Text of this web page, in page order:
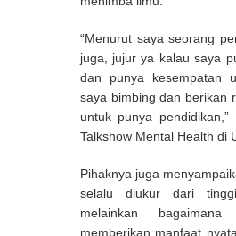
“Menurut saya seorang
juga, jujur ya kalau saya
dan punya kesempatan
saya bimbing dan berikan
untuk punya
Talkshow Mental Health di
Pihaknya juga
selalu diukur dari
melainkan
memberikan manfaat